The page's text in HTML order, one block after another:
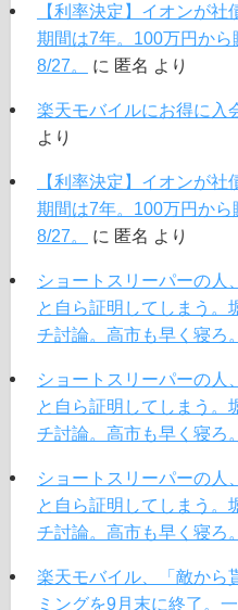
【利率決定】イオンが社
期間は7年。100万円から
8/27。
に 匿名 より
楽天モバイルにお得に入
より
【利率決定】イオンが社
期間は7年。100万円から
8/27。
に 匿名 より
ショートスリーパーの人
と自ら証明してしまう。
チ討論。高市も早く寝ろ。
ショートスリーパーの人
と自ら証明してしまう。
チ討論。高市も早く寝ろ。
ショートスリーパーの人
と自ら証明してしまう。
チ討論。高市も早く寝ろ。
楽天モバイル、「敵から
ミングを9月末に終了。